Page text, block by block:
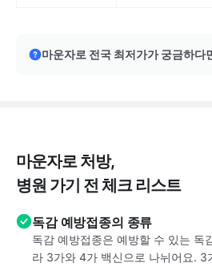
마운자로 전국 최저가가 궁금하다
마운자로 처방,
병원 가기 전 체크 리스트
독감 예방접종의 종류
독감 예방접종은 예방할 수 있는 독
라 3가와 4가 백신으로 나뉘어요. 3